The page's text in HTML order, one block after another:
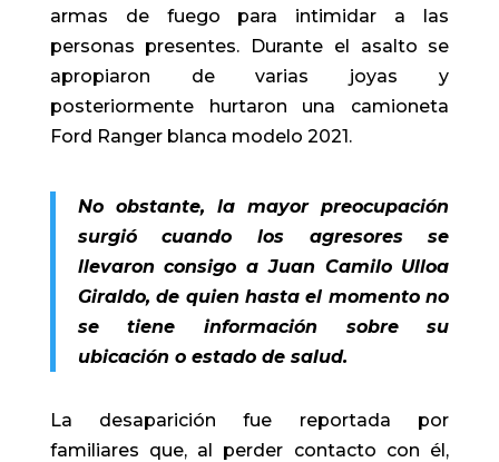
armas de fuego para intimidar a las
personas presentes. Durante el asalto se
apropiaron de varias joyas y
posteriormente hurtaron una camioneta
Ford Ranger blanca modelo 2021.
No obstante, la mayor preocupación
surgió cuando los agresores se
llevaron consigo a Juan Camilo Ulloa
Giraldo, de quien hasta el momento no
se tiene información sobre su
ubicación o estado de salud.
La desaparición fue reportada por
familiares que, al perder contacto con él,